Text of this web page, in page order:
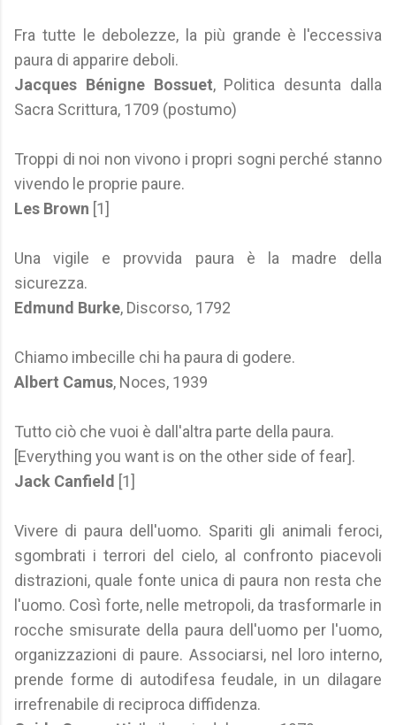
Fra tutte le debolezze, la più grande è l'eccessiva
paura di apparire deboli.
Jacques Bénigne Bossuet, Politica desunta dalla
Sacra Scrittura, 1709 (postumo)
Troppi di noi non vivono i propri sogni perché stanno
vivendo le proprie paure.
Les Brown [1]
Una vigile e provvida paura è la madre della
sicurezza.
Edmund Burke, Discorso, 1792
Chiamo imbecille chi ha paura di godere.
Albert Camus, Noces, 1939
Tutto ciò che vuoi è dall'altra parte della paura.
[Everything you want is on the other side of fear].
Jack Canfield [1]
Vivere di paura dell'uomo. Spariti gli animali feroci,
sgombrati i terrori del cielo, al confronto piacevoli
distrazioni, quale fonte unica di paura non resta che
l'uomo. Così forte, nelle metropoli, da trasformarle in
rocche smisurate della paura dell'uomo per l'uomo,
organizzazioni di paure. Associarsi, nel loro interno,
prende forme di autodifesa feudale, in un dilagare
irrefrenabile di reciproca diffidenza.